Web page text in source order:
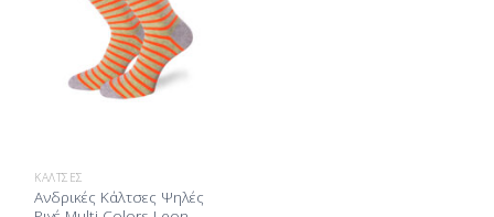
ΚΆΛΤΣΕΣ
Ανδρικές Κάλτσες Ψηλές